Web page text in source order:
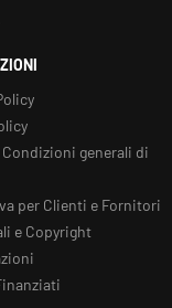
generali di
per Clienti e Fornitori
e Copyright